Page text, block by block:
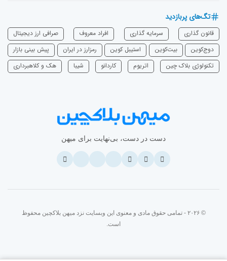
تگ‌های پربازدید
قانون گذاری سرمایه‌ گذاری افراد معروف
صرافی ارز دیجیتال
دوج‌کوین
بیت‌کوین استیبل کوین رمزارز در ایران
پیش بینی بازار
تکنولوژی بلاک چین
اتریوم ‌کاردانو شیبا هک و کلاهبرداری
دست در دست، بی‌نهایت برای میهن
© ۲۰۲۶ - تمامی حقوق مادی و معنوی این وبسایت نزد میهن بلاکچین محفوظ
است.